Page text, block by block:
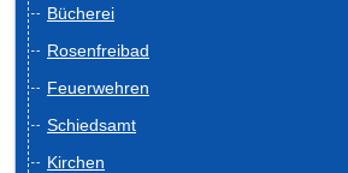
Bücherei
Rosenfreibad
Feuerwehren
Schiedsamt
Kirchen